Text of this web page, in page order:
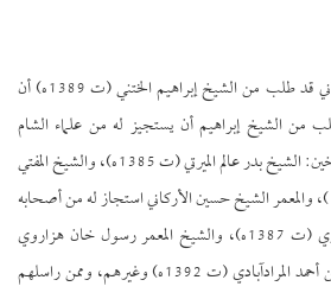
كان الشيخ حسين شريف الأركاني قد طلب من الشيخ إبراهيم الختني (ت 1389ه) أن
من الشيخ إبراهيم أن يستجيز له من علماء الشام
والهند، وممن أجازه بواسطة الشيخين: الشيخ بدر عالم الميرتي (ت 1385ه)، والشيخ المفتي
حسن رانديد (ت 1390ه )، والمعمر الشيخ حسين الأركاني استجاز له من أصحابه
مثل الشيخ محمد إبراهيم البلياوي (ت 1387ه)، والشيخ المعمر رسول خان هزاروي
(ت1390ه)، والشيخ فخر الدين أحمد المرادآبادي (ت 1392ه) وغيرهم، وممن راسلهم